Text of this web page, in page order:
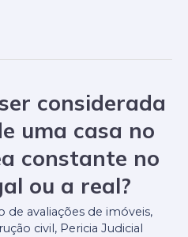
considerada
uma casa no
constante no
ou a real?
de avaliações de imóveis,
civil, Pericia Judicial